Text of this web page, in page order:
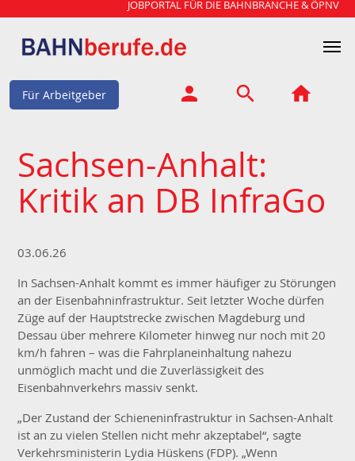
JOBPORTAL FÜR DIE BAHNBRANCHE & ÖPNV
Für Arbeitgeber
Sachsen-Anhalt:
Kritik an DB InfraGo
03.06.26
In Sachsen-Anhalt kommt es immer häufiger zu Störungen
an der Eisenbahninfrastruktur. Seit letzter Woche dürfen
Züge auf der Hauptstrecke zwischen Magdeburg und
Dessau über mehrere Kilometer hinweg nur noch mit 20
km/h fahren – was die Fahrplaneinhaltung nahezu
unmöglich macht und die Zuverlässigkeit des
Eisenbahnverkehrs massiv senkt.
„Der Zustand der Schieneninfrastruktur in Sachsen-Anhalt
ist an zu vielen Stellen nicht mehr akzeptabel“, sagte
Verkehrsministerin Lydia Hüskens (FDP). „Wenn